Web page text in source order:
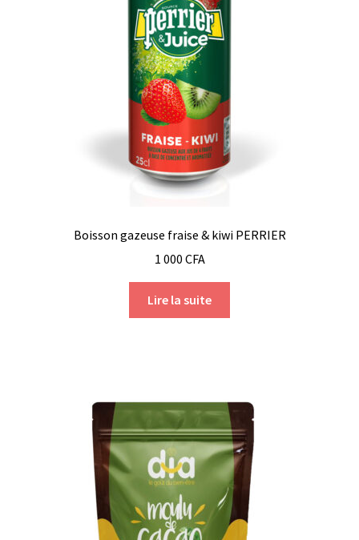
Boisson gazeuse fraise & kiwi PERRIER
1 000 CFA
Lire la suite